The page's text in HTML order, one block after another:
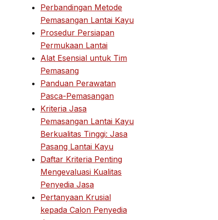
Perbandingan Metode
Pemasangan Lantai Kayu
Prosedur Persiapan
Permukaan Lantai
Alat Esensial untuk Tim
Pemasang
Panduan Perawatan
Pasca-Pemasangan
Kriteria Jasa
Pemasangan Lantai Kayu
Berkualitas Tinggi: Jasa
Pasang Lantai Kayu
Daftar Kriteria Penting
Mengevaluasi Kualitas
Penyedia Jasa
Pertanyaan Krusial
kepada Calon Penyedia